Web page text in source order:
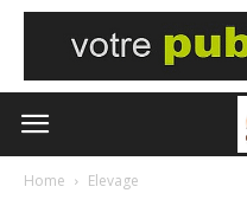
Home Elevage